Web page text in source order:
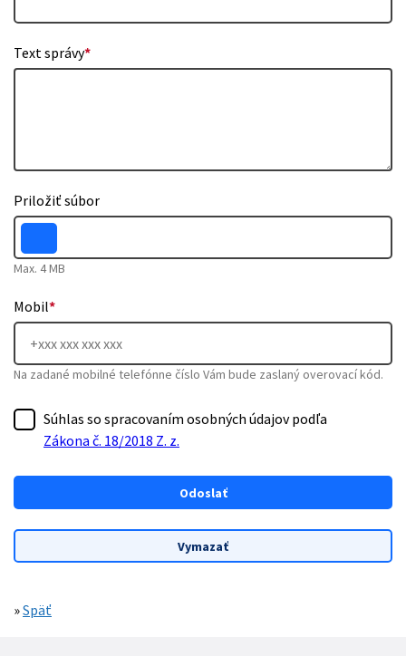
Text správy*
Priložiť súbor
Max. 4 MB
Mobil*
Na zadané mobilné telefónne číslo Vám bude zaslaný overovací kód.
Súhlas so spracovaním osobných údajov podľa
Zákona č. 18/2018 Z. z.
»Späť